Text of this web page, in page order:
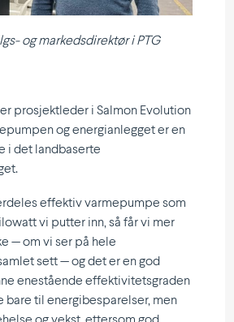
og markedsdirektør iPTG
prosjektleder i Salmon Evolution
og energianlegget er en
i det landbaserte
effektiv varmepumpe som
vi putter inn, så får vi mer
— om vi ser på hele
sett — og det er en god
enestående effektivitetsgraden
bare til energibesparelser, men